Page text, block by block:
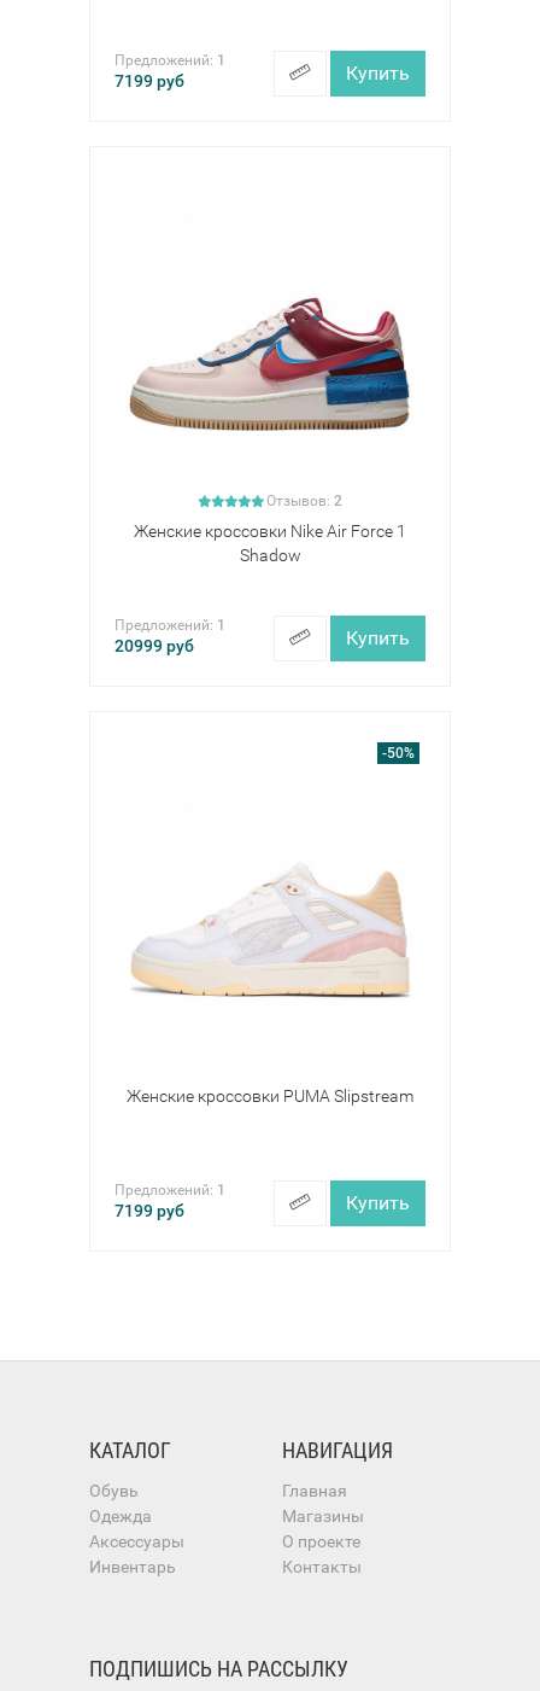
Предложений: 1
7199руб Купить
Отзывов: 2
Женские кроссовки Nike Air Force 1
Shadow
Предложений: 1
20999руб Купить
-50%
Женские кроссовки PUMA Slipstream
Предложений: 1
7199руб Купить
КАТАЛОГ
Обувь
Одежда
Аксессуары
Инвентарь
НАВИГАЦИЯ
Главная
Магазины
О проекте
Контакты
ПОДПИШИСЬ НА РАССЫЛКУ